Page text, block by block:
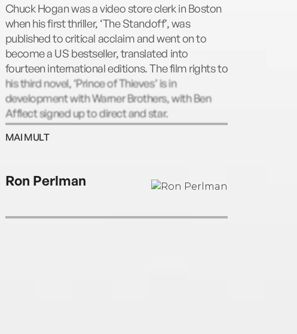
Chuck Hogan was a video store clerk in Boston
when his first thriller, ‘The Standoff’, was
published to critical acclaim and went on to
become a US bestseller, translated into
fourteen international editions. The film rights to
his third novel, ‘Prince of Thieves’ is in
development with Warner Brothers, with Ben
Afflect signed up to direct and star.
MAI MULT
Ron Perlman